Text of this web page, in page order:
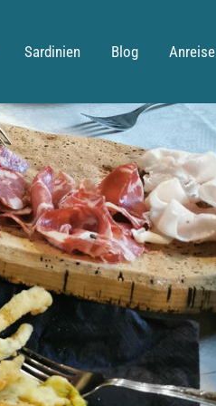
Sardinien Blog Anreise